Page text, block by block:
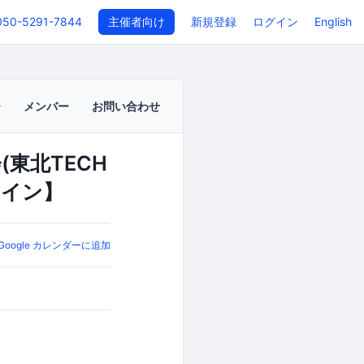
5291-7844 主催者向け 新規登録 ログイン English
メンバー お問い合わせ
東北TECH
ン】
カレンダーに追加